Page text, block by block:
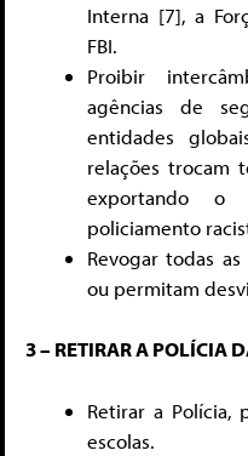
Interna [7], a
FBI.
Proibir
agências de
entidades
relações trocam
exportando o
policiamento
Revogar todas
ou permitam
3 – RETIRAR A POLÍCIA
Retirar a Polícia,
escolas.